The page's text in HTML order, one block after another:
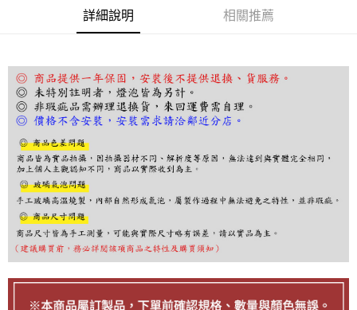
【「AFTEE先享後付」結帳流程】
２．訂單成立數日內，您將收到繳費通知簡訊。
３．收到繳費通知簡訊後14天內，點擊此簡訊中的連結，可透過四大超商／
ATM／網路銀行／等多元方式進行付款，方視為交易完成。
※ 請注意：結帳手續完成當下不需立刻繳費，但若您需要取消訂單，請聯絡
購買商品的店家。未經商家同意取消之訂單仍視為有效，需透過AFTEE先享
後付繳納相關費用。
※ 交易是否成功請以「AFTEE先享後付 」之結帳頁面顯示為準，若有關於
是否繳費成功／繳費後需取消欲退款等相關疑問，請聯繫「AFTEE先享後付
客戶支援中心」https://netprotections.freshdesk.com/support/home
【注意事項】
１．透過由恩沛科技股份有限公司提供之「AFTEE先享後付」服務完成之交
易，需依本服務之必要範圍內提供個人資料，並將交易相關給付款項請求債
權轉讓予恩沛科技股份有限公司。
https://aftee.tw/terms/#terms3
３．未成年的使用者請事先徵得法定代理人或監護人之同意方可使用
每筆NT$180，滿NT$5,000(含以上)免運費
詳細說明 相關推薦